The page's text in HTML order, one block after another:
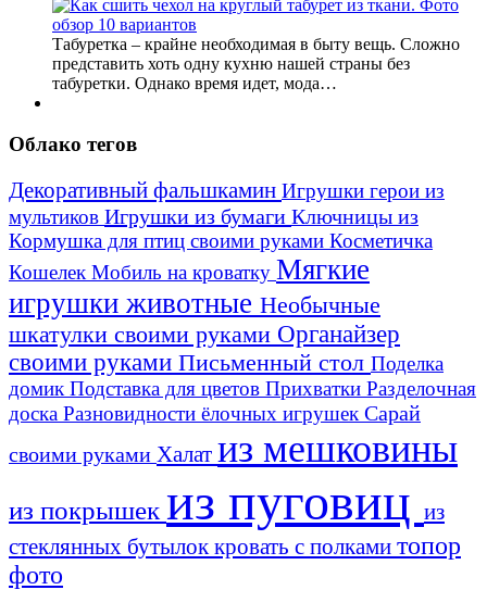
Табуретка – крайне необходимая в быту вещь. Сложно
представить хоть одну кухню нашей страны без
табуретки. Однако время идет, мода…
Облако тегов
Декоративный фальшкамин Игрушки герои из
мультиков Игрушки из бумаги Ключницы из
Кормушка для птиц своими руками Косметичка
Кошелек Мобиль на кроватку Мягкие
игрушки животные Необычные
шкатулки своими руками Органайзер
своими руками Письменный стол Поделка
домик Подставка для цветов Прихватки Разделочная
доска Разновидности ёлочных игрушек Сарай
своими руками Халат из мешковины
из покрышек из пуговиц из
стеклянных бутылоккровать с полками топор
фото